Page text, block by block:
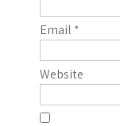
Email *
Website